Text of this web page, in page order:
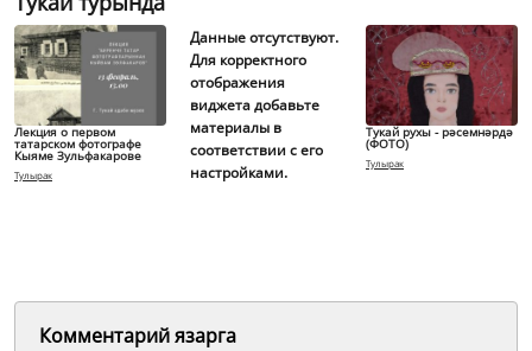
Лекция о первом
татарском фотографе
Кыяме Зульфакарове
Тулырак
Данные отсутствуют.
Для корректного
отображения
виджета добавьте
материалы в
соответствии с его
настройками.
Тукай рухы - рәсемнәрдә
(ФОТО)
Тулырак
Комментарий язарга